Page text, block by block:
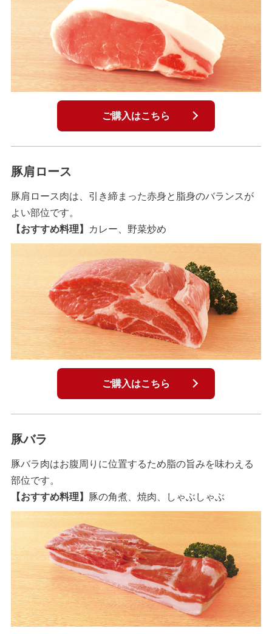
ご購入はこちら
豚肩ロース
豚肩ロース肉は、引き締まった赤身と脂身のバランスが
よい部位です。
【おすすめ料理】
カレー、野菜炒め
ご購入はこちら
豚バラ
豚バラ肉はお腹周りに位置するため脂の旨みを味わえる
部位です。
【おすすめ料理】
豚の角煮、焼肉、しゃぶしゃぶ